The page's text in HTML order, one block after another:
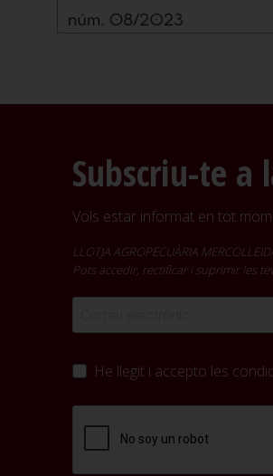
Subscriu-te
Vols estar informat en tot
LLOTJA AGROPECUÀRIA
Pots accedir, rectificar i suprimir les
He llegit i accepto les